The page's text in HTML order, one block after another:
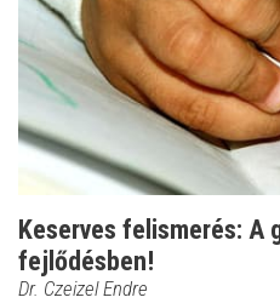
Keserves felismerés: A
fejlődésben!
Dr. Czeizel Endre